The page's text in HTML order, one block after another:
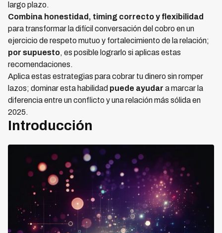
largo plazo.
Combina honestidad, timing correcto y flexibilidad
para transformar la difícil conversación del cobro en un
ejercicio de respeto mutuo y fortalecimiento de la relación;
por supuesto, es posible lograrlo si aplicas estas
recomendaciones.
Aplica estas estrategias para cobrar tu dinero sin romper
lazos; dominar esta habilidad puede ayudar a marcar la
diferencia entre un conflicto y una relación más sólida en
2025.
Introducción